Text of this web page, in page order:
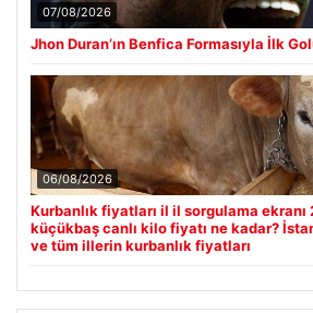
07/08/2026
Jhon Duran’ın Benfica Formasıyla İlk
06/08/2026
Kurbanlık fiyatları il il sorgulama
küçükbaş canlı kilo fiyatı ne kadar?
ve tüm illerin kurbanlık fiyatları